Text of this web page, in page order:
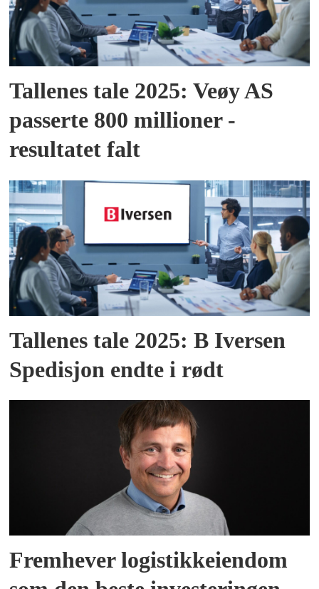
Tallenes tale 2025: Veøy AS
passerte 800 millioner -
resultatet falt
Tallenes tale 2025: B Iversen
Spedisjon endte i rødt
Fremhever logistikkeiendom